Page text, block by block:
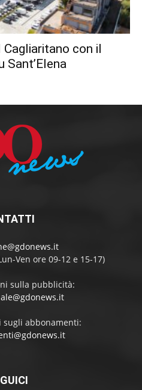
con il
Sant’Elena
Ven ore 09-12 e 15-17)
sulla pubblicità:
sugli abbonamenti: